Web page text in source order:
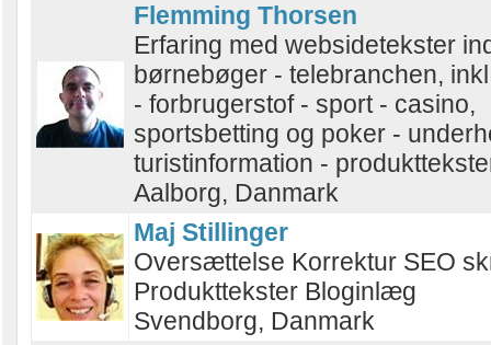
Flemming Thorsen
Erfaring med websidetekster
børnebøger - telebranchen,
- forbrugerstof - sport - casino,
sportsbetting og poker -
turistinformation -
Aalborg, Danmark
Maj Stillinger
Oversættelse Korrektur SEO
Produkttekster Bloginlæg
Svendborg, Danmark